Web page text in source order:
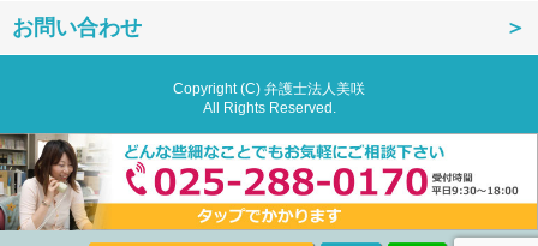
お問い合わせ
Copyright (C) 弁護士法人美咲
All Rights Reserved.